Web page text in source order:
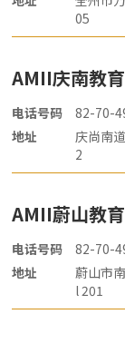
05
AMII庆南教
电话号码
82-70-
地址
庆尚南
2
AMII蔚山教
电话号码
82-70-
地址
蔚山市
l 201